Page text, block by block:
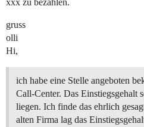
xxx zu bezahlen.
gruss
olli
Hi,
ich habe eine Stelle angeboten
Call-Center. Das Einstiegsgehalt
liegen. Ich finde das ehrlich
alten Firma lag das